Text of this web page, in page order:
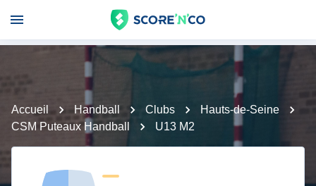
Accueil Handball Clubs
Hauts-de-Seine
CSM Puteaux Handball
U13 M2